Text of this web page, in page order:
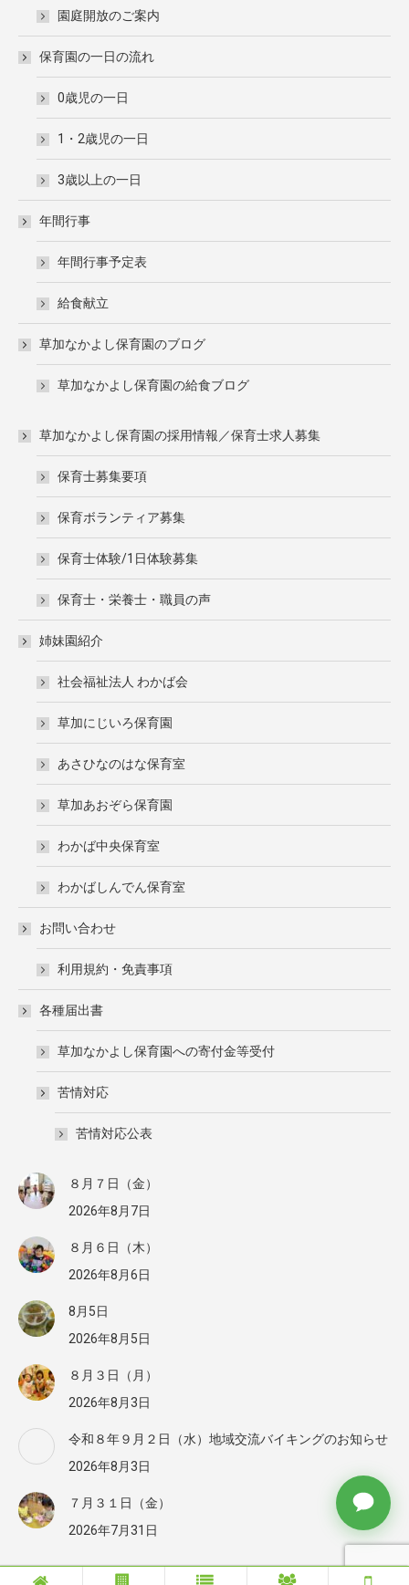
園庭開放のご案内
保育園の一日の流れ
0歳児の一日
1・2歳児の一日
3歳以上の一日
年間行事
年間行事予定表
給食献立
草加なかよし保育園のブログ
草加なかよし保育園の給食ブログ
草加なかよし保育園の採用情報／保育士求人募集
保育士募集要項
保育ボランティア募集
保育士体験/1日体験募集
保育士・栄養士・職員の声
姉妹園紹介
社会福祉法人 わかば会
草加にじいろ保育園
あさひなのはな保育室
草加あおぞら保育園
わかば中央保育室
わかばしんでん保育室
お問い合わせ
利用規約・免責事項
各種届出書
草加なかよし保育園への寄付金等受付
苦情対応
苦情対応公表
８月７日（金）
2026年8月7日
８月６日（木）
2026年8月6日
8月5日
2026年8月5日
８月３日（月）
2026年8月3日
令和８年９月２日（水）地域交流バイキングのお知らせ
2026年8月3日
７月３１日（金）
2026年7月31日